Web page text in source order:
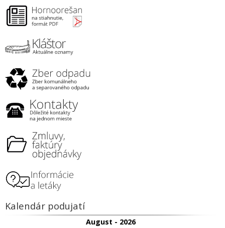
Kalendár podujatí
August - 2026